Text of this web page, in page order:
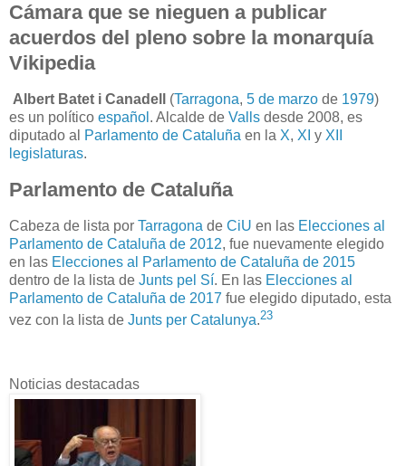
Cámara que se nieguen a publicar
acuerdos del pleno sobre la monarquía
Vikipedia
Albert Batet i Canadell (Tarragona, 5 de marzo de 1979)
es un político español . Alcalde de Valls desde 2008, es
diputado al
Parlamento de Cataluña en la X, XI y XII
legislaturas.
Parlamento de Cataluña
Cabeza de lista por Tarragona de CiU en las Elecciones al
Parlamento de Cataluña de 2012, fue nuevamente elegido
en las Elecciones al Parlamento de Cataluña de 2015
dentro de la lista de Junts pel Sí. En las Elecciones al
Parlamento de Cataluña de 2017 fue elegido diputado, esta
vez con la lista de Junts per Catalunya.23
Noticias destacadas